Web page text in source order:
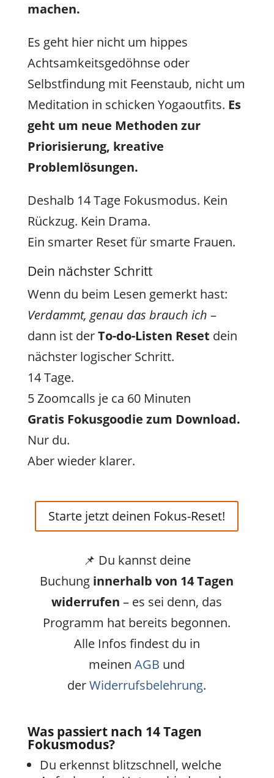
machen.
Es geht hier nicht um hippes
Achtsamkeitsgedöhnse oder
Selbstfindung mit Feenstaub, nicht um
Meditation in schicken Yogaoutfits. Es
geht um neue Methoden zur
Priorisierung, kreative
Problemlösungen.
Deshalb 14 Tage Fokusmodus. Kein
Rückzug. Kein Drama.
Ein smarter Reset für smarte Frauen.
Dein nächster Schritt
Wenn du beim Lesen gemerkt hast:
Verdammt, genau das brauch ich –
dann ist derTo-do-Listen Reset dein
nächster logischer Schritt.
14 Tage.
5 Zoomcalls je ca 60 Minuten
Gratis Fokusgoodie zum Download.
Nur du.
Aber wieder klarer.
Starte jetzt deinen Fokus-Reset!
📌 Du kannst deine
Buchung innerhalb von 14 Tagen
widerrufen – es sei denn, das
Programm hat bereits begonnen.
Alle Infos findest du in
meinenAGB und
derWiderrufsbelehrung.
Was passiert nach 14 Tagen
Fokusmodus?
Du erkennst blitzschnell, welche